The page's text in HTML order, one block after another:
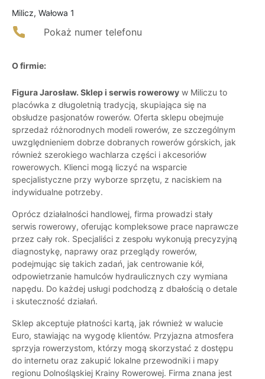
Milicz, Wałowa 1
Pokaż numer telefonu
O firmie:
Figura Jarosław. Sklep i serwis rowerowy w Miliczu to
placówka z długoletnią tradycją, skupiająca się na
obsłudze pasjonatów rowerów. Oferta sklepu obejmuje
sprzedaż różnorodnych modeli rowerów, ze szczególnym
uwzględnieniem dobrze dobranych rowerów górskich, jak
również szerokiego wachlarza części i akcesoriów
rowerowych. Klienci mogą liczyć na wsparcie
specjalistyczne przy wyborze sprzętu, z naciskiem na
indywidualne potrzeby.
Oprócz działalności handlowej, firma prowadzi stały
serwis rowerowy, oferując kompleksowe prace naprawcze
przez cały rok. Specjaliści z zespołu wykonują precyzyjną
diagnostykę, naprawy oraz przeglądy rowerów,
podejmując się takich zadań, jak centrowanie kół,
odpowietrzanie hamulców hydraulicznych czy wymiana
napędu. Do każdej usługi podchodzą z dbałością o detale
i skuteczność działań.
Sklep akceptuje płatności kartą, jak również w walucie
Euro, stawiając na wygodę klientów. Przyjazna atmosfera
sprzyja rowerzystom, którzy mogą skorzystać z dostępu
do internetu oraz zakupić lokalne przewodniki i mapy
regionu Dolnośląskiej Krainy Rowerowej. Firma znana jest